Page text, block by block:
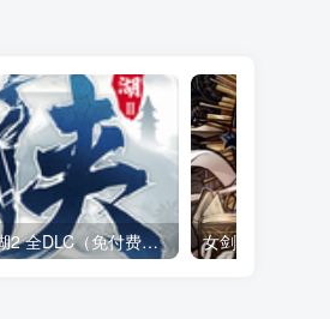
下一站江湖2 全DLC（免付费解锁完整版）Steam移植